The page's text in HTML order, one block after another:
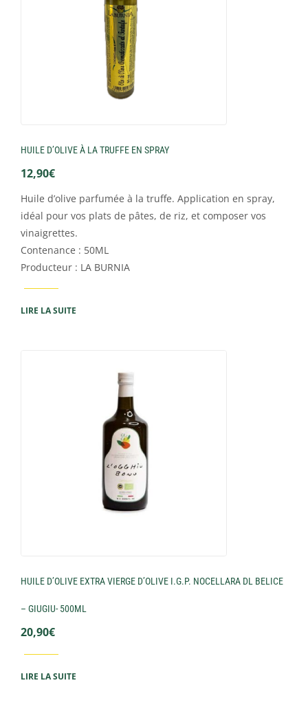
HUILE D’OLIVE À LA TRUFFE EN SPRAY
12,90€
Huile d’olive parfumée à la truffe. Application en spray,
idéal pour vos plats de pâtes, de riz, et composer vos
vinaigrettes.
Contenance : 50ML
Producteur : LA BURNIA
LIRE LA SUITE
HUILE D’OLIVE EXTRA VIERGE D’OLIVE I.G.P. NOCELLARA DL BELICE
– GIUGIU- 500ML
20,90€
LIRE LA SUITE